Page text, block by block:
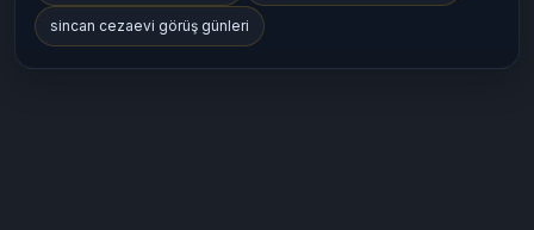
sincan cezaevi görüş günleri